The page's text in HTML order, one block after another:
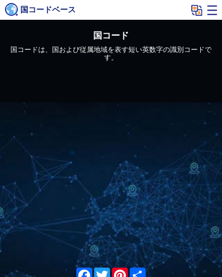
国コードベース
国コード
国コードは、国および従属地域を表す短い英数字の識別コードで
す。
Facebook
TwitterPinterest
Share